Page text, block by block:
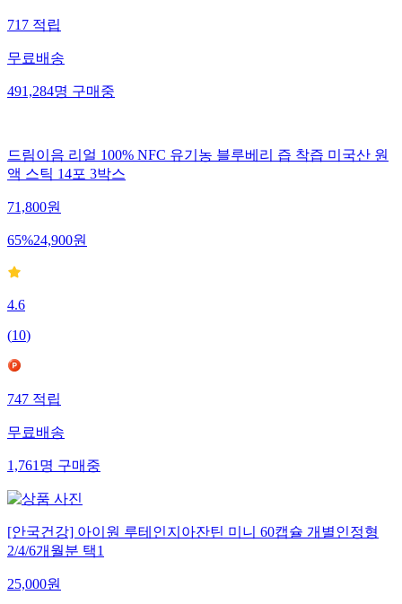
717적립
무료배송
491,284명구매중
드림이음 리얼 100% NFC 유기농 블루베리 즙 착즙 미국산 원
액 스틱 14포 3박스
71,800원
65%24,900원
4.6
(10)
747적립
무료배송
1,761명구매중
[안국건강] 아이원 루테인지아잔틴 미니 60캡슐 개별인정형
2/4/6개월분 택1
25,000원